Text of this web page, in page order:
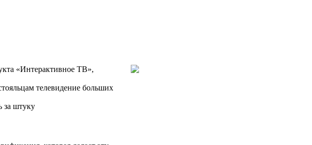
«Интерактивное ТВ»,
телевидение больших
за штуку